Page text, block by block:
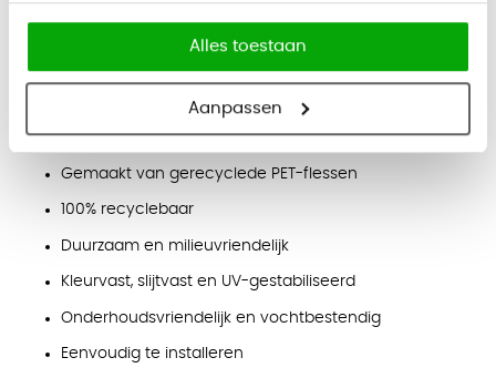
Alles toestaan
Aanpassen
Akoestisch dempend en geluidsabsorberend (NRC
Brandklasse B1
Gemaakt van gerecyclede PET-flessen
100% recyclebaar
Duurzaam en milieuvriendelijk
Kleurvast, slijtvast en UV-gestabiliseerd
Onderhoudsvriendelijk en vochtbestendig
Eenvoudig te installeren